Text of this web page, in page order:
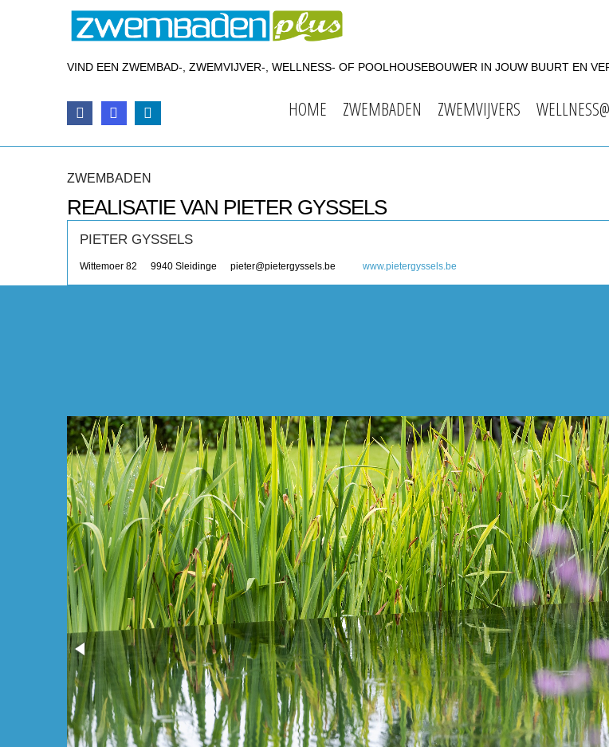
VIND EEN ZWEMBAD-, ZWEMVIJVER-, WELLNESS- OF POOLHOUSEBOUWER IN JOUW BUURT EN
HOME ZWEMBADEN ZWEMVIJVERS
ZWEMBADEN
REALISATIE VAN PIETER GYSSELS
PIETER GYSSELS
Wittemoer 82 9940 Sleidinge pieter@pietergyssels.be www.pietergyssels.be